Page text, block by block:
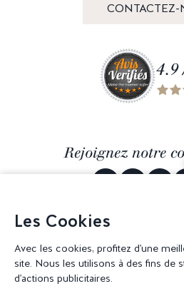
CONTACTEZ-
4.9
Rejoignez notre
© 2026 Corderie Mansas -Agence web
Les Cookies
Avec les cookies, profitez d'une
site. Nous les utilisons à des fins de
d'actions publicitaires.